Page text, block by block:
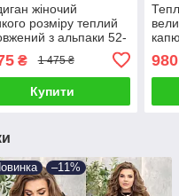
жіночий
розміру теплий
з альпаки 52-
₴ 1 475 ₴
Купити
980
–11%